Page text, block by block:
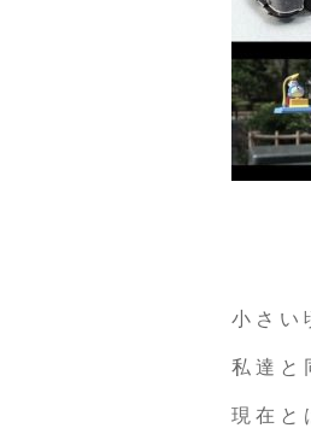
小さい
私達と
現在と